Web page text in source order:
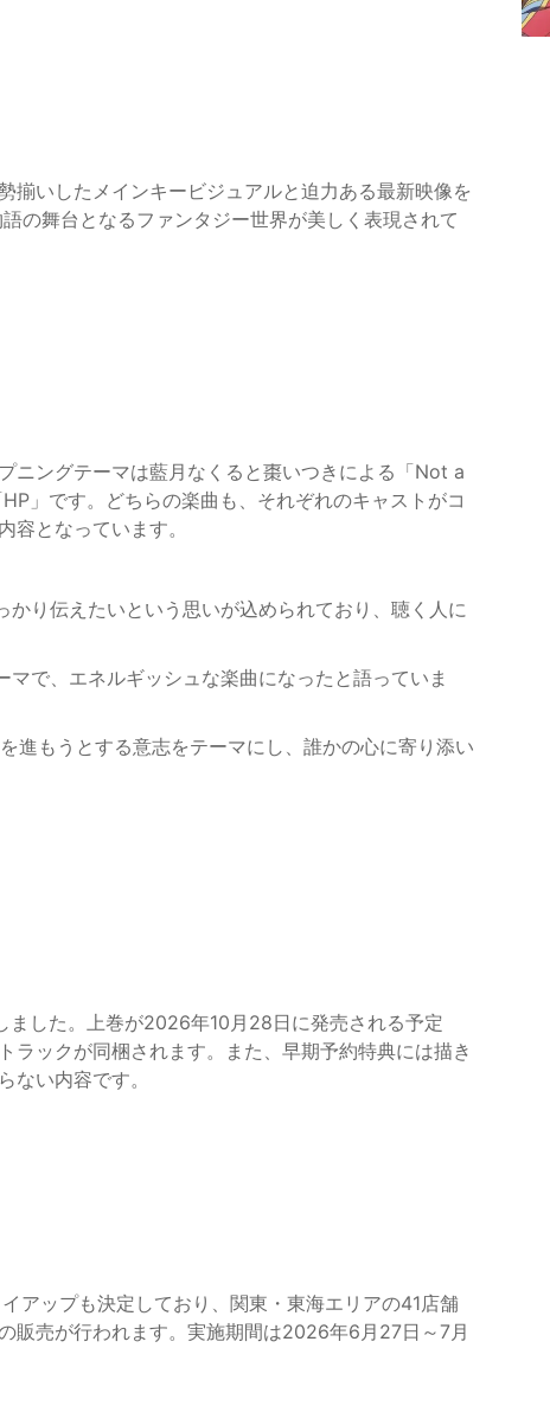
揃いしたメインキービジュアルと迫力ある最新映像を
の舞台となるファンタジー世界が美しく表現されて
ニングテーマは藍月なくると棗いつきによる「Not a
」です。どちらの楽曲も、それぞれのキャストがコ
容となっています。
かり伝えたいという思いが込められており、聴く人に
マで、エネルギッシュな楽曲になったと語っていま
進もうとする意志をテーマにし、誰かの心に寄り添い
した。上巻が2026年10月28日に発売される予定
ラックが同梱されます。また、早期予約特典には描き
ない内容です。
アップも決定しており、関東・東海エリアの41店舗
販売が行われます。実施期間は2026年6月27日～7月